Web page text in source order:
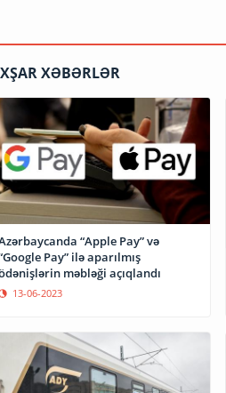
XƏBƏRLƏR
“Apple Pay” və
Pay” ilə aparılmış
məbləği açıqlandı
13-06-2023